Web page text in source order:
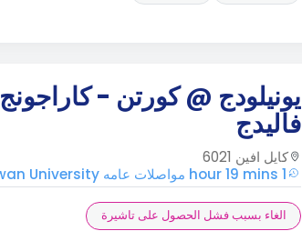
يونيلودج @ كورتن - كاراجونج
فاليدج
كايل افين 6021
1 hour 19 mins مواصلات عامه Edith Cowan University
الغاء بسبب فشل الحصول على تاشيرة